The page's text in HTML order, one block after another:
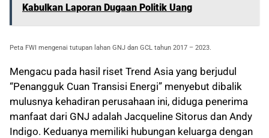
Kabulkan Laporan Dugaan Politik Uang
Peta FWI mengenai tutupan lahan GNJ dan GCL tahun 2017 – 2023.
Mengacu pada hasil riset Trend Asia yang berjudul
“Penangguk Cuan Transisi Energi” menyebut dibalik
mulusnya kehadiran perusahaan ini, diduga penerima
manfaat dari GNJ adalah Jacqueline Sitorus dan Andy
Indigo. Keduanya memiliki hubungan keluarga dengan